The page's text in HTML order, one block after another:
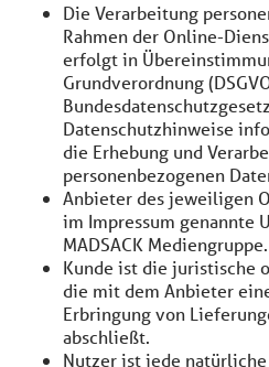
Die Verarbeitung
Rahmen der Online-
erfolgt in
Grundverordnung
Datenschutzhinweise
die Erhebung und
personenbezogenen
Anbieter des jeweiligen
im Impressum genannte
MADSACK Mediengruppe.
Kunde ist die juristische
die mit dem Anbieter
Erbringung von
abschließt.
Nutzer ist jede